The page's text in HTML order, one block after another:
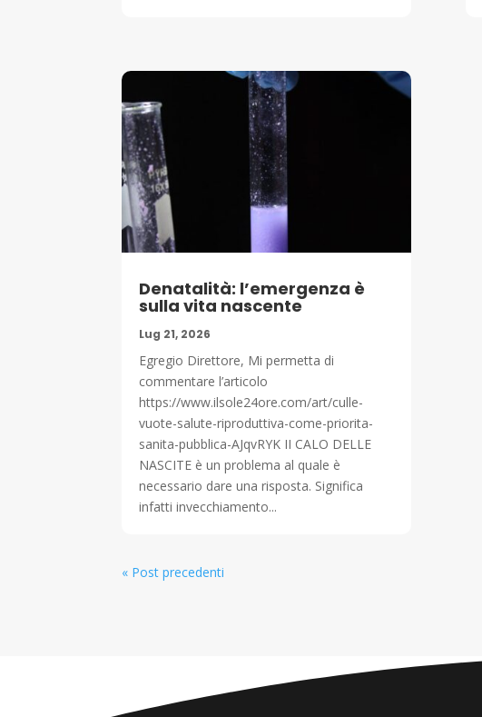
Denatalità: l’emergenza è
sulla vita nascente
Lug 21, 2026
Egregio Direttore, Mi permetta di
commentare l’articolo
https://www.ilsole24ore.com/art/culle-
vuote-salute-riproduttiva-come-priorita-
sanita-pubblica-AJqvRYK II CALO DELLE
NASCITE è un problema al quale è
necessario dare una risposta. Significa
infatti invecchiamento...
« Post precedenti